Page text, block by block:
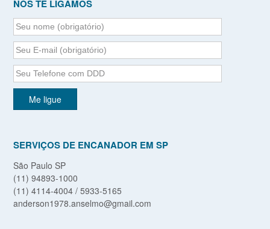
NÓS TE LIGAMOS
SERVIÇOS DE ENCANADOR EM SP
São Paulo SP
(11) 94893-1000
(11) 4114-4004 / 5933-5165
anderson1978.anselmo@gmail.com